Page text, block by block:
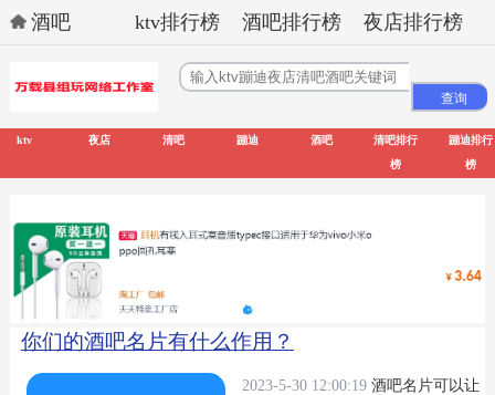
酒吧 ktv排行榜 酒吧排行榜 夜店排行榜
ktv 夜店 清吧 蹦迪 酒吧
清吧排行
榜
蹦迪排行
榜
你们的酒吧名片有什么作用？
2023-5-30 12:00:19 酒吧名片可以让